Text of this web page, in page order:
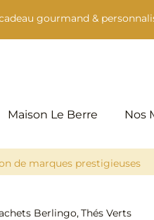
gourmand &
Maison Le Berre Nos
de marques prestigieuses
Berlingo Thés Verts